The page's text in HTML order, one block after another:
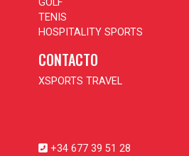
GOLF
TENIS
HOSPITALITY SPORTS
CONTACTO
XSPORTS TRAVEL
+34 677 39 51 28